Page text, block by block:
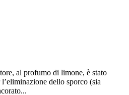
al profumo di limone, è stato
dello sporco (sia